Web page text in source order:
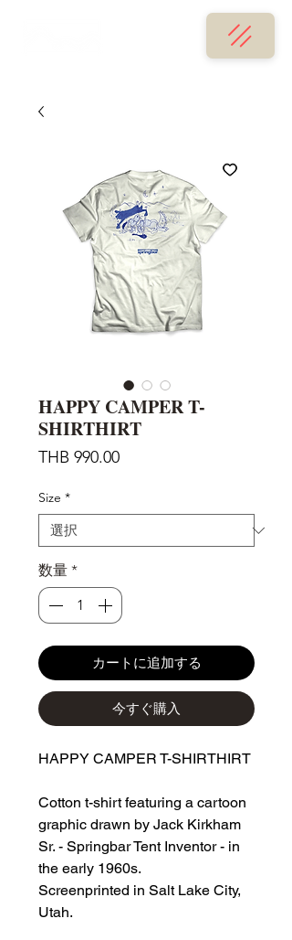
HAPPY CAMPER T-
SHIRTHIRT
THB 990.00価
Size *
数量 *
カートに追加する
今すぐ購入
HAPPY CAMPER T-SHIRTHIRT
Cotton t-shirt featuring a cartoon
graphic drawn by Jack Kirkham
Sr. - Springbar Tent Inventor - in
the early 1960s.
Screenprinted in Salt Lake City,
Utah.